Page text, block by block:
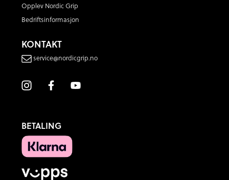
Opplev Nordic Grip
Bedriftsinformasjon
KONTAKT
service@nordicgrip.no
BETALING